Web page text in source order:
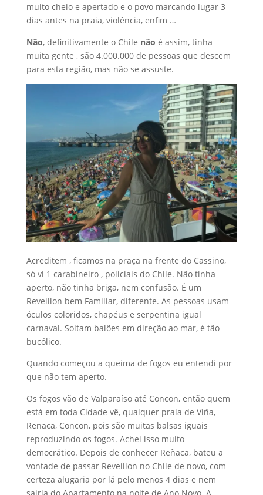
muito cheio e apertado e o povo marcando lugar 3
dias antes na praia, violência, enfim …
Não, definitivamente o Chile não é assim, tinha
muita gente , são 4.000.000 de pessoas que descem
para esta região, mas não se assuste.
Acreditem , ficamos na praça na frente do Cassino,
só vi 1 carabineiro , policiais do Chile. Não tinha
aperto, não tinha briga, nem confusão. É um
Reveillon bem Familiar, diferente. As pessoas usam
óculos coloridos, chapéus e serpentina igual
carnaval. Soltam balões em direção ao mar, é tão
bucólico.
Quando começou a queima de fogos eu entendi por
que não tem aperto.
Os fogos vão de Valparaíso até Concon, então quem
está em toda Cidade vê, qualquer praia de Viña,
Renaca, Concon, pois são muitas balsas iguais
reproduzindo os fogos. Achei isso muito
democrático. Depois de conhecer Reñaca, bateu a
vontade de passar Reveillon no Chile de novo, com
certeza alugaria por lá pelo menos 4 dias e nem